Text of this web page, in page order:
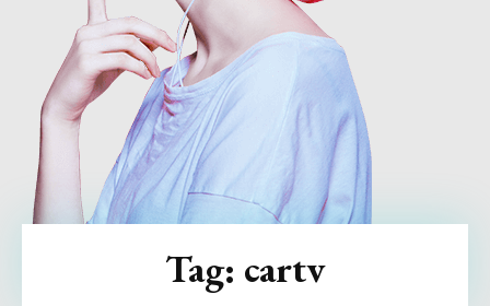
Tag: cartv